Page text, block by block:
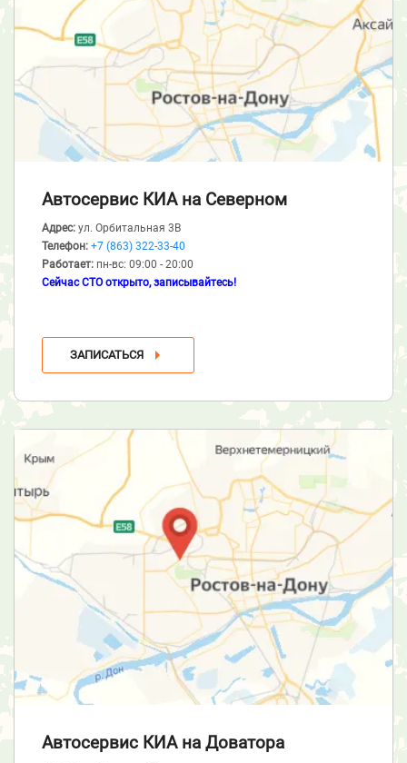
Автосервис КИА на Северном
Адрес: ул. Орбитальная 3В
Телефон: +7 (863) 322-33-40
Работает: пн-вс: 09:00 - 20:00
Сейчас СТО открыто, записывайтесь!
ЗАПИСАТЬСЯ
Автосервис КИА на Доватора